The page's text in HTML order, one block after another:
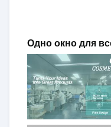
Одно окно для